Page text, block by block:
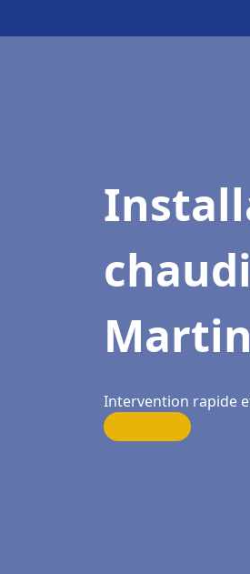
Intervention rapide